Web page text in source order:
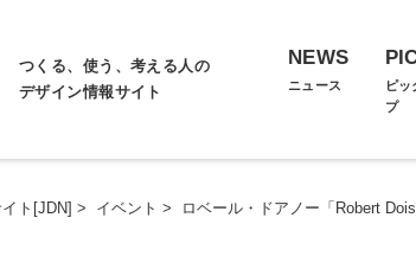
つくる、使う、考える人の
デザイン情報サイト
NEWS
ニュース
ピッ
プ
ト[JDN] > イベント > ロベール・ドアノー「Robert